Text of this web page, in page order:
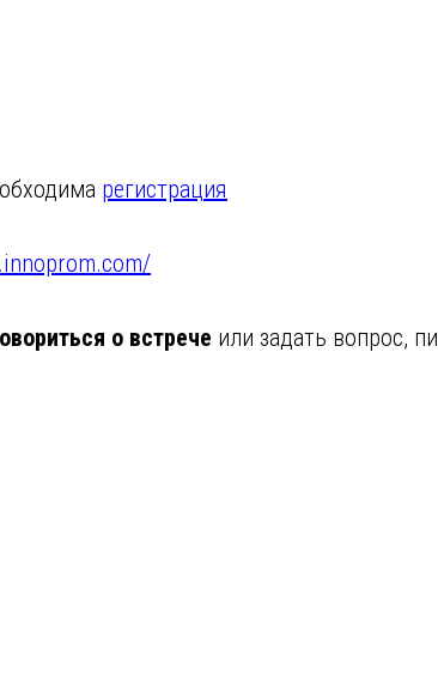
регистрация
о встрече или задать вопрос,